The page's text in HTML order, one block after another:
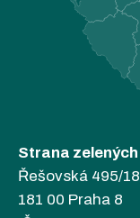
Strana zelených
Řešovská 495/18
181 00 Praha 8